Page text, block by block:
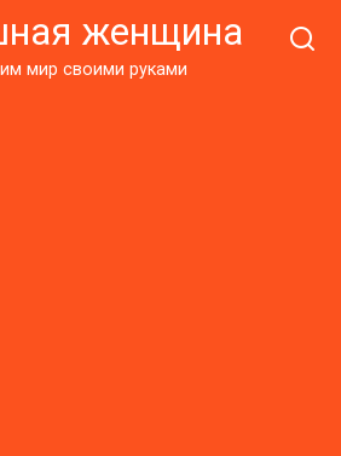
женщина
мир своими руками